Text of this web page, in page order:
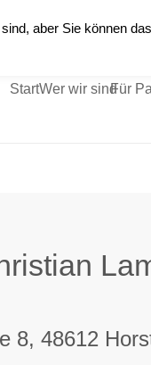
StartWer wir sindFür
8, 48612
aber Sie können